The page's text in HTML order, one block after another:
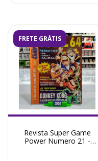
FRETE GRÁTIS
Revista Super Game
Power Numero 21 -